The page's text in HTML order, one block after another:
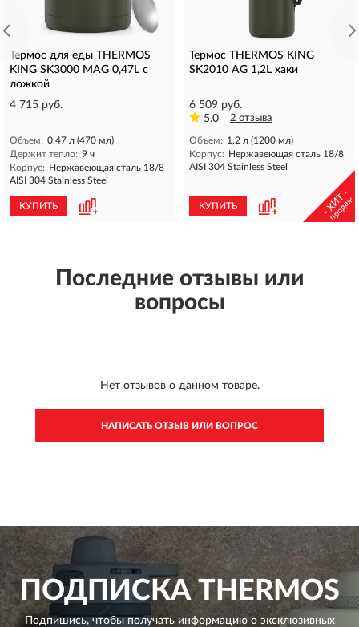
Термос для еды THERMOS
KING SK3000 MAG 0,47L с
ложкой
4 715 руб.
Объем: 0,47 л (470 мл)
Держит тепло: 9 ч
Корпус: Нержавеющая сталь 18/8
AISI 304 Stainless Steel
КУПИТЬ
Термос THERMOS KING
SK2010 AG 1,2L хаки
6 509 руб.
5.0
2 отзыва
Объем: 1,2 л (1200 мл)
Корпус: Нержавеющая сталь 18/8
AISI 304 Stainless Steel
КУПИТЬ - ХИТ -
продаж
Последние отзывы или
вопросы
Нет отзывов о данном товаре.
НАПИСАТЬ ОТЗЫВ ИЛИ ВОПРОС
ПОДПИСКАTHERMOS
Подпишись, чтобы получать информацию о эксклюзивных